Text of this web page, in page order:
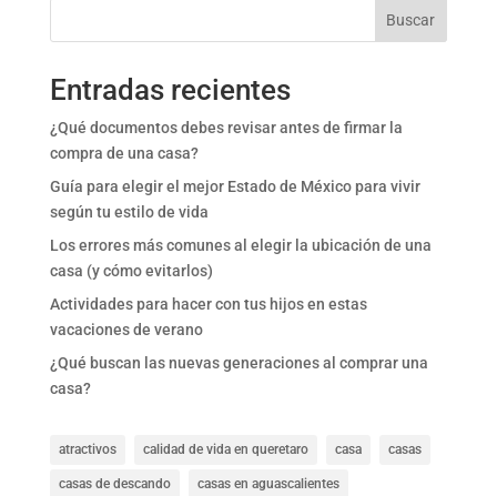
Buscar
Entradas recientes
¿Qué documentos debes revisar antes de firmar la
compra de una casa?
Guía para elegir el mejor Estado de México para vivir
según tu estilo de vida
Los errores más comunes al elegir la ubicación de una
casa (y cómo evitarlos)
Actividades para hacer con tus hijos en estas
vacaciones de verano
¿Qué buscan las nuevas generaciones al comprar una
casa?
atractivos calidad de vida en queretaro casa casas
casas de descando casas en aguascalientes